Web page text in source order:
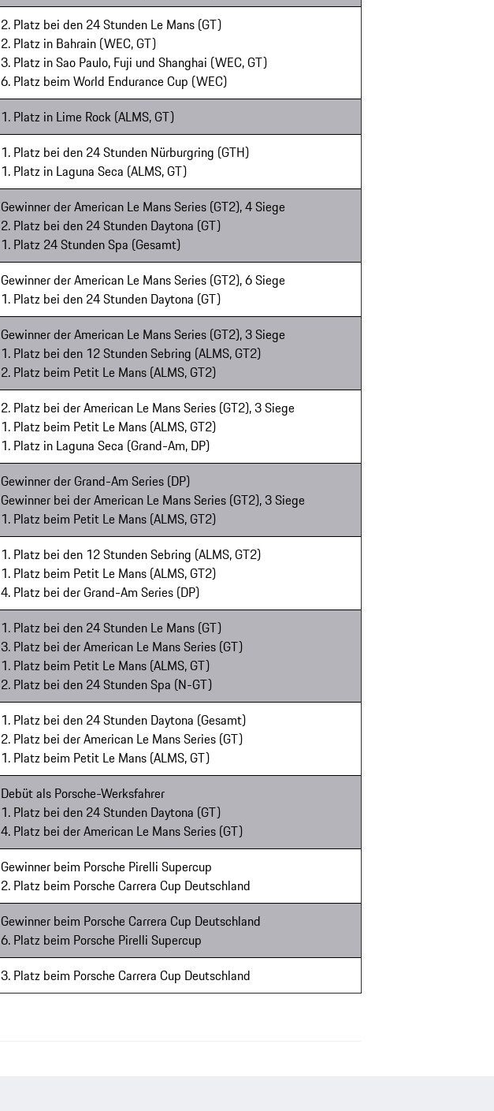
2. Platz bei den 24 Stunden Le Mans (GT)
2. Platz in Bahrain (WEC, GT)
3. Platz in Sao Paulo, Fuji und Shanghai (WEC, GT)
6. Platz beim World Endurance Cup (WEC)
1. Platz in Lime Rock (ALMS, GT)
1. Platz bei den 24 Stunden Nürburgring (GTH)
1. Platz in Laguna Seca (ALMS, GT)
Gewinner der American Le Mans Series (GT2), 4 Siege
2. Platz bei den 24 Stunden Daytona (GT)
1. Platz 24 Stunden Spa (Gesamt)
Gewinner der American Le Mans Series (GT2), 6 Siege
1. Platz bei den 24 Stunden Daytona (GT)
Gewinner der American Le Mans Series (GT2), 3 Siege
1. Platz bei den 12 Stunden Sebring (ALMS, GT2)
2. Platz beim Petit Le Mans (ALMS, GT2)
2. Platz bei der American Le Mans Series (GT2), 3 Siege
1. Platz beim Petit Le Mans (ALMS, GT2)
1. Platz in Laguna Seca (Grand-Am, DP)
Gewinner der Grand-Am Series (DP)
Gewinner bei der American Le Mans Series (GT2), 3 Siege
1. Platz beim Petit Le Mans (ALMS, GT2)
1. Platz bei den 12 Stunden Sebring (ALMS, GT2)
1. Platz beim Petit Le Mans (ALMS, GT2)
4. Platz bei der Grand-Am Series (DP)
1. Platz bei den 24 Stunden Le Mans (GT)
3. Platz bei der American Le Mans Series (GT)
1. Platz beim Petit Le Mans (ALMS, GT)
2. Platz bei den 24 Stunden Spa (N-GT)
1. Platz bei den 24 Stunden Daytona (Gesamt)
2. Platz bei der American Le Mans Series (GT)
1. Platz beim Petit Le Mans (ALMS, GT)
Debüt als Porsche-Werksfahrer
1. Platz bei den 24 Stunden Daytona (GT)
4. Platz bei der American Le Mans Series (GT)
Gewinner beim Porsche Pirelli Supercup
2. Platz beim Porsche Carrera Cup Deutschland
Gewinner beim Porsche Carrera Cup Deutschland
6. Platz beim Porsche Pirelli Supercup
3. Platz beim Porsche Carrera Cup Deutschland